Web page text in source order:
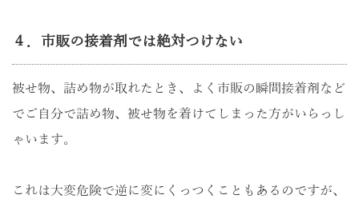
４．市販の接着剤では絶対つけない
被せ物、詰め物が取れたとき、よく市販の瞬間接着剤など
でご自分で詰め物、被せ物を着けてしまった方がいらっし
ゃいます。
これは大変危険で逆に変にくっつくこともあるのですが、